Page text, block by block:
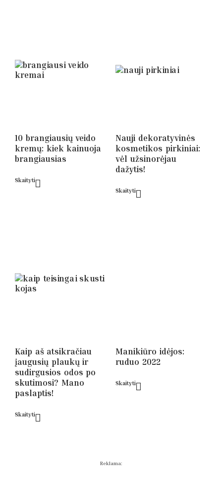
10 brangiausių veido
kremų: kiek kainuoja
brangiausias
Skaityti
Nauji dekoratyvinės
kosmetikos pirkiniai:
vėl užsinorėjau
dažytis!
Skaityti
Kaip aš atsikračiau
įaugusių plaukų ir
sudirgusios odos po
skutimosi? Mano
paslaptis!
Skaityti
Manikiūro idėjos:
ruduo 2022
Skaityti
Reklama: